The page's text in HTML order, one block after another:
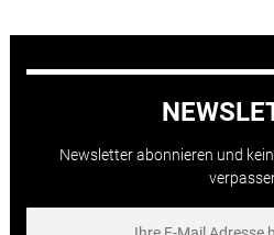
Newsletter abonnieren und